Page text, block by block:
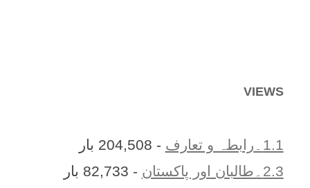
VIEWS
1.1۔رابطہ و تعارف
- 204,508 بار
2.3۔طالبان اور پاکستان
- 82,733 بار